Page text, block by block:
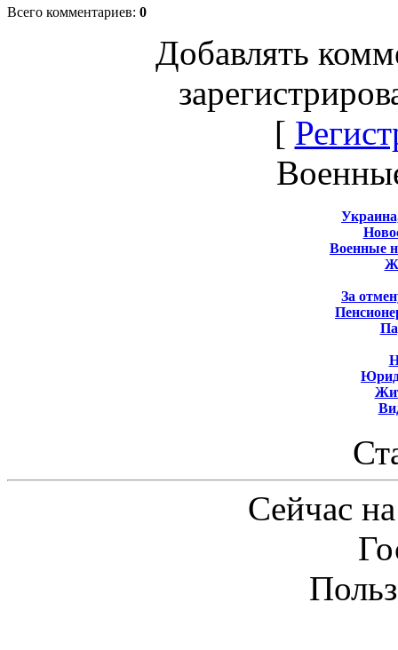
Всего комментариев: 0
Добавлять
[
Военные
За
Сейчас